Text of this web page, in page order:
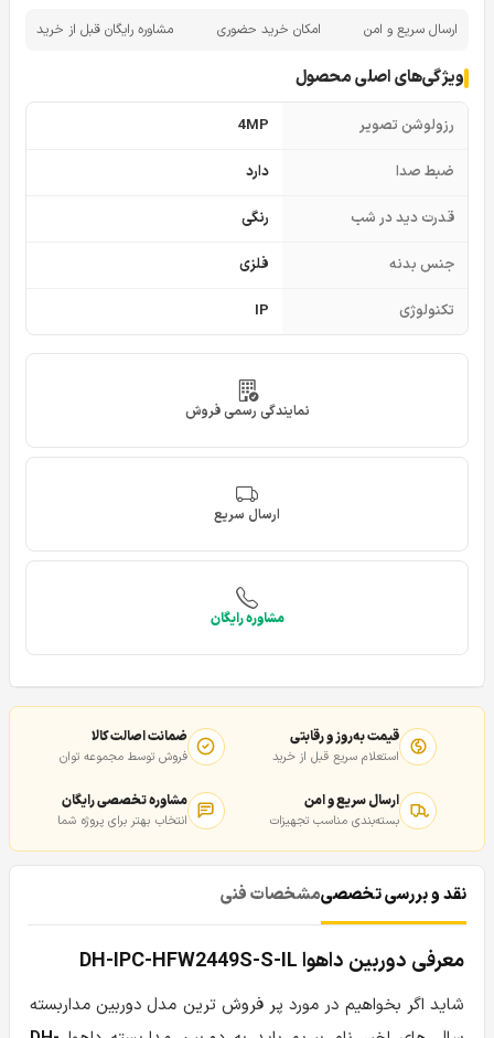
ارسال سریع و امن امکان خرید حضوری مشاوره رایگان قبل از خرید
ویژگی‌های اصلی محصول
رزولوشن تصویر 4MP
ضبط صدا دارد
قدرت دید در شب رنگی
جنس بدنه فلزی
تکنولوژی IP
نمایندگی رسمی فروش
ارسال سریع
مشاوره رایگان
قیمت به‌روز و رقابتی
استعلام سریع قبل از خرید
ضمانت اصالت کالا
فروش توسط مجموعه توان
ارسال سریع و امن
بسته‌بندی مناسب تجهیزات
مشاوره تخصصی رایگان
انتخاب بهتر برای پروژه شما
نقد و بررسی تخصصیمشخصات فنی
معرفی دوربین داهوا DH-IPC-HFW2449S-S-IL
شاید اگر بخواهیم در مورد پر فروش ترین مدل دوربین مداربسته